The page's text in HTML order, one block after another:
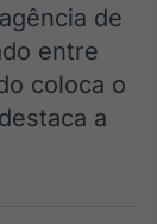
de
entre
coloca o
a